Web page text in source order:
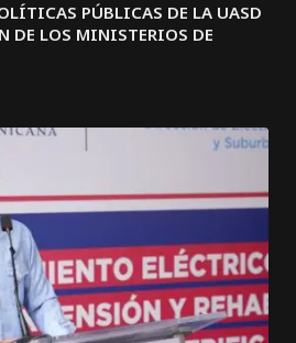
PÚBLICAS DE LA UASD
DE LOS MINISTERIOS DE